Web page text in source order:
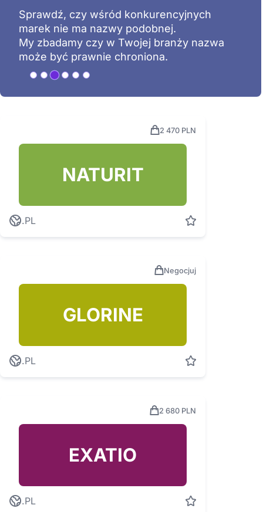
zgodnie z prawem autorskim.
Wyłączność na jej stosowanie daje Ci
rejestracja znaku towarowego.
2 470 PLN
NATURIT
.PL
Negocjuj
GLORINE
.PL
2 680 PLN
EXATIO
.PL